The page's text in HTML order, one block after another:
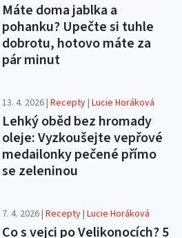
Máte doma jablka a
pohanku? Upečte si tuhle
dobrotu, hotovo máte za
pár minut
13. 4. 2026 |Recepty|Lucie Horáková
Lehký oběd bez hromady
oleje: Vyzkoušejte vepřové
medailonky pečené přímo
se zeleninou
7. 4. 2026 |Recepty|Lucie Horáková
Co s vejci po Velikonocích? 5